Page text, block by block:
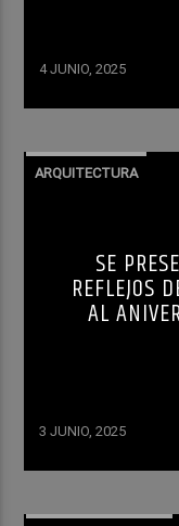
4 JUNIO, 2025
ARQUITECTURA
SE
REFLEJOS
AL
3 JUNIO, 2025